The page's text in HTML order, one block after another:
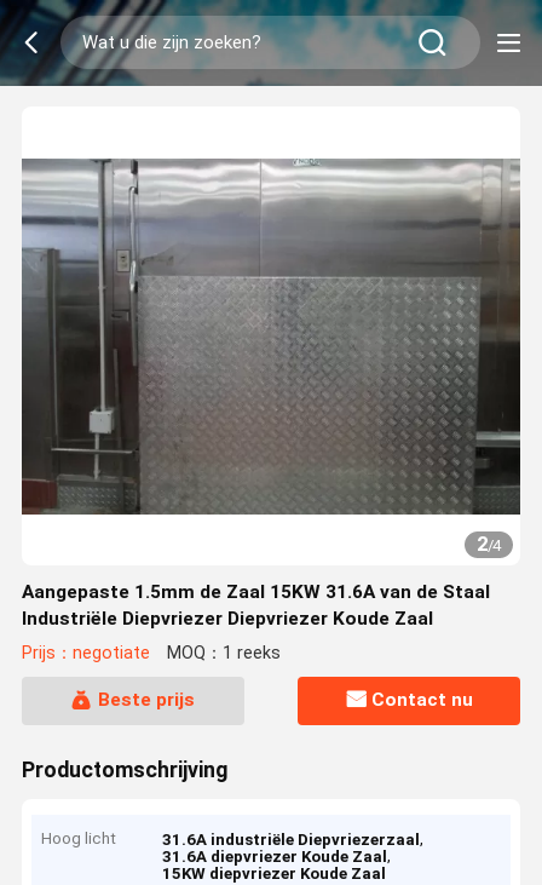
2/4
Aangepaste 1.5mm de Zaal 15KW 31.6A van de Staal
Industriële Diepvriezer Diepvriezer Koude Zaal
Prijs：negotiate MOQ：1 reeks
Beste prijs Contact nu
Productomschrijving
Hoog licht 31.6A industriële Diepvriezerzaal,
31.6A diepvriezer Koude Zaal,
15KW diepvriezer Koude Zaal